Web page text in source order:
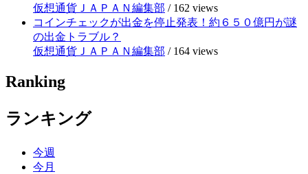
仮想通貨ＪＡＰＡＮ編集部 / 162 views
コインチェックが出金を停止発表！約６５０億円が謎
の出金トラブル？
仮想通貨ＪＡＰＡＮ編集部 / 164 views
Ranking
ランキング
今週
今月